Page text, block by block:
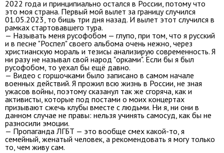
2022 года и принципиально остался в России, потому что
это моя страна. Первый мой вылет за границу случился
01.05.2023, то бишь три дня назад. И вылет этот случился в
рамках стартовавшего тура.
— Называть меня русофобом — глупо, при том, что я русский
и в песне "Роспел" своего альбома очень нежно, через
христианскую мораль и тезисы анализирую современность. Я
ни разу не называл свой народ "орками". Если бы я был
русофобом, то уехал бы ещё давно.
— Видео с горшочками было записано в самом начале
военных действий. Я прожил всю жизнь в России, не зная
ужасов войны, поэтому сказанул так же сгоряча, как и
активисты, которые под постами о моих концертах
призывают сжечь клубы вместе с людьми. Ни я, ни они в
данном случае не правы: нельзя учинять самосуд, как бы не
разносили эмоции.
— Пропаганда ЛГБТ — это вообще смех какой-то, я
семейный, женатый человек, а рекомендовать я могу только
то, чем живу сам.